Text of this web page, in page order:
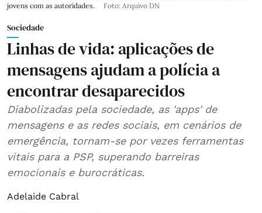
jovens com as autoridades.
Foto: Arquivo DN
Sociedade
Linhas de vida: aplicações de
mensagens ajudam a polícia a
encontrar desaparecidos
Diabolizadas pela sociedade, as 'apps' de
mensagens e as redes sociais, em cenários de
emergência, tornam-se por vezes ferramentas
vitais para a PSP, superando barreiras
emocionais e burocráticas.
Adelaide Cabral